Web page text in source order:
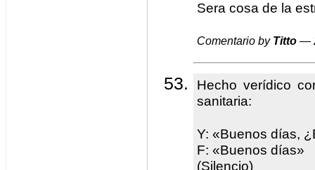
Sera cosa de la
Comentario by Titto —
Hecho verídico
sanitaria:
Y: «Buenos días,
F: «Buenos días»
(Silencio)